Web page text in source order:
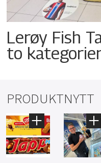
Lerøy Fish
to
PRODUKTNYTT